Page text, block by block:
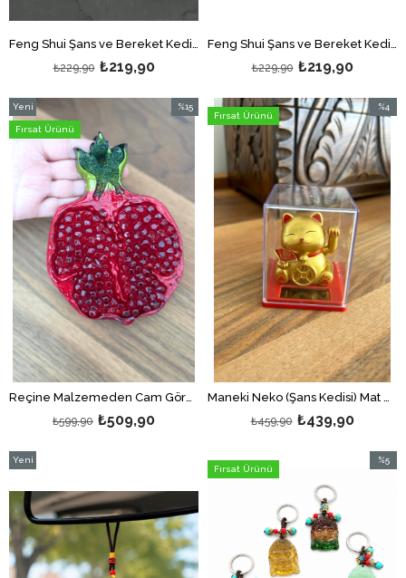
Feng Shui Şans ve Bereket Kedisi Figürlü Sulu Anahtarlık / Çanta Süsü Patili Kedi Model 3(Maneki Neko)
₺219,90
₺229,90
Feng Shui Şans ve Bereket Kedisi Figürlü Sulu Anahtarlık / Çanta Süsü Patili Kedi Model 4(Maneki Neko)
₺219,90
₺229,90
₺509,90
₺599,90
%15
İndirim
Yeni
Ürün
Fırsat Ürünü
₺439,90
₺459,90
%4
İndirim
Fırsat Ürünü
Yeni
%5
Fırsat Ürünü